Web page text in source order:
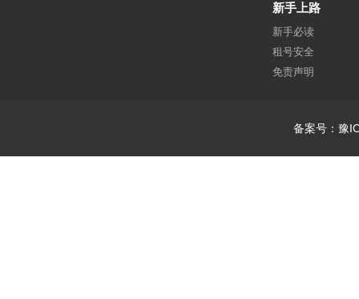
新手上路
新手必读
租号安全
免责声明
备案号：豫